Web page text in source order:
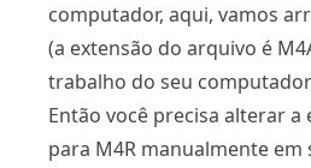
computador, aqui, vamos
(a extensão do arquivo é
trabalho do seu
Então você precisa alterar a
para M4R manualmente em